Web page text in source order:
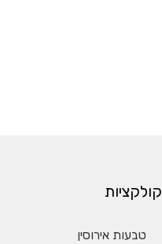
קולקציות
טבעות אירוסין